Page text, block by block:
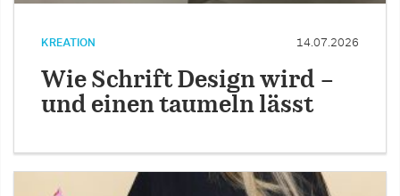
KREATION 14.07.2026
Wie Schrift Design wird –
und einen taumeln lässt